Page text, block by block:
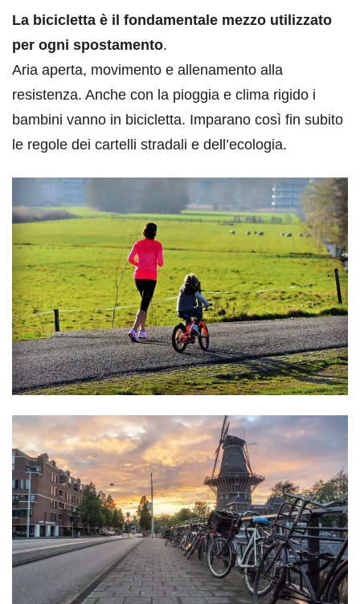
La bicicletta è il fondamentale mezzo utilizzato
per ogni spostamento.
Aria aperta, movimento e allenamento alla
resistenza. Anche con la pioggia e clima rigido i
bambini vanno in bicicletta. Imparano così fin subito
le regole dei cartelli stradali e dell’ecologia.